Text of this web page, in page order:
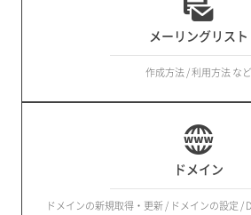
メーリングリスト
作成方法 / 利用方法 など
ドメイン
ドメインの新規取得・更新 / ドメインの設定 /